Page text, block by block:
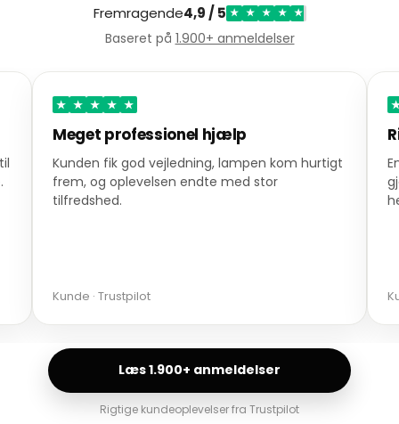
Fremragende4,9 / 5 ★ ★ ★ ★ ★
Baseret på 1.900+ anmeldelser
★ ★ ★ ★ ★
Rigtig god service
En ordre blev leveret lynhurtigt, og servicen
gjorde et stærkt indtryk. En varm anbefaling
herfra.
Kunde · Trustpilot
Læs 1.900+ anmeldelser
Rigtige kundeoplevelser fra Trustpilot